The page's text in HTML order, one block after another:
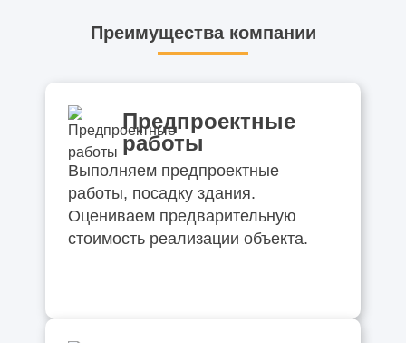
Преимущества компании
Предпроектные
работы
Выполняем предпроектные
работы, посадку здания.
Оцениваем предварительную
стоимость реализации объекта.